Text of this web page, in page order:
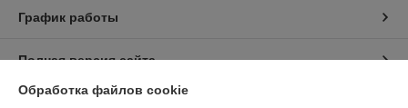
График работы
Полная версия сайта
Обработка файлов cookie